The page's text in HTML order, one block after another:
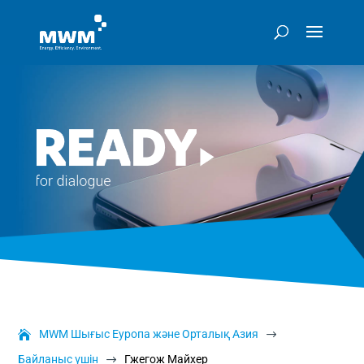
MWM Шығыс Еуропа және Орталық Азия $
Байланыс үшін $ Гжегож Майхер